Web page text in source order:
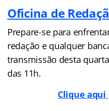
Oficina de
Prepare-se para
redação e qualquer
transmissão desta
das 11h.
Clique